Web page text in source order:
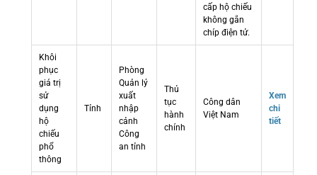
cấp hộ chiếu
không gắn
chíp điện tử.
Khôi
phục
giá trị
sử
dụng
hộ
chiếu
phổ
thông
Tỉnh
Phòng
Quản lý
xuất
nhập
cảnh
Công
an tỉnh
Thủ
tục
hành
chính
Công dân
Việt Nam
Xem
chi
tiết